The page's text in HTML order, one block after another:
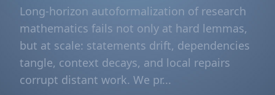
Long-horizon autoformalization of research
mathematics fails not only at hard lemmas,
but at scale: statements drift, dependencies
tangle, context decays, and local repairs
corrupt distant work. We pr...